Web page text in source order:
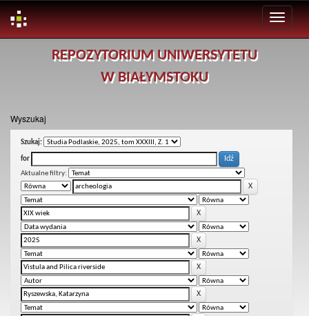
REPOZYTORIUM UNIWERSYTETU
W BIAŁYMSTOKU
Wyszukaj
Szukaj:
for
Aktualne filtry: